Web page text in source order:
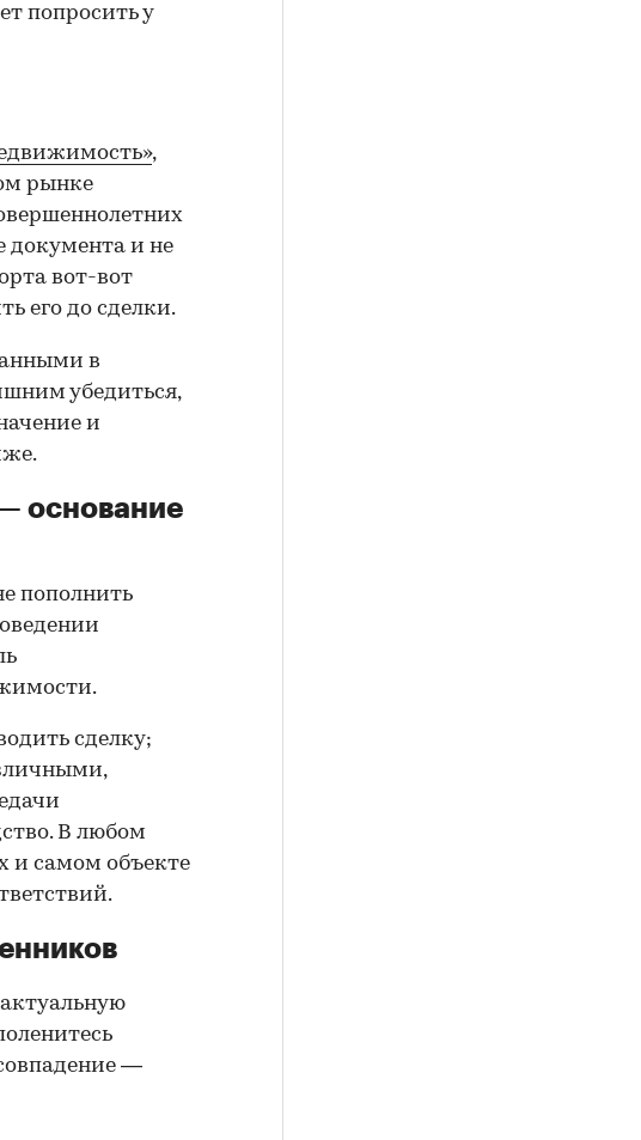
попросить у
,
рынке
документа и не
вот-вот
его до сделки.
в
убедиться,
и
основание
пополнить
сделку;
В любом
и самом объекте
—